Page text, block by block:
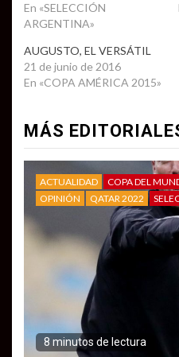
En «SELECCIÓN
ARGENTINA»
AUGUSTO, EL VERSÁTIL
21 de junio de 2016
En «COPA AMÉRICA 2015»
MÁS
ACTUALIDAD COPA DEL
OPINIÓN
QATAR 2022
8 minutos de lectura